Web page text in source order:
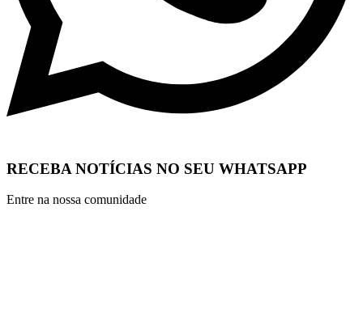
RECEBA NOTÍCIAS NO SEU WHATSAPP
Entre na nossa comunidade